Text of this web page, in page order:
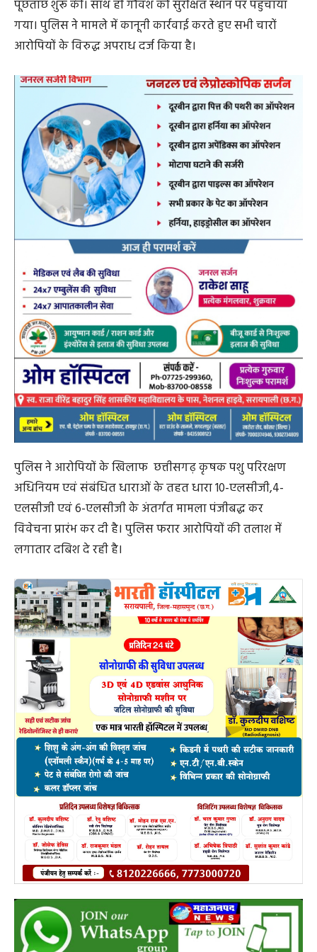
पूछताछ शुरू की। साथ ही गौवंश को सुरक्षित स्थान पर पहुंचाया
गया। पुलिस ने मामले में कानूनी कार्रवाई करते हुए सभी चारों
आरोपियों के विरुद्ध अपराध दर्ज किया है।
पुलिस ने आरोपियों के खिलाफ छत्तीसगढ़ कृषक पशु परिरक्षण
अधिनियम एवं संबंधित धाराओं के तहत धारा 10-एलसीजी,4-
एलसीजी एवं 6-एलसीजी के अंतर्गत मामला पंजीबद्ध कर
विवेचना प्रारंभ कर दी है। पुलिस फरार आरोपियों की तलाश में
लगातार दबिश दे रही है।